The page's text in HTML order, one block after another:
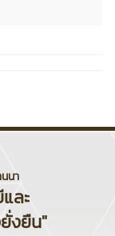
นา
ละ
งยืน"